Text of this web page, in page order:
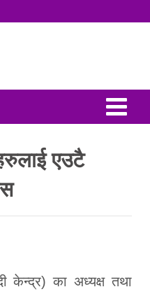
एउटै
केन्द्र) का अध्यक्ष तथा